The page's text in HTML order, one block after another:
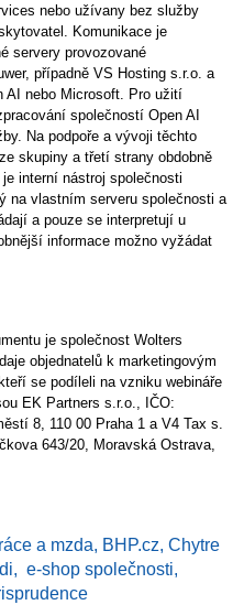
nebo užívany bez služby
Komunikace je
servery provozované
případně VS Hosting s.r.o. a
AI nebo Microsoft. Pro užití
společností Open AI
Na podpoře a vývoji těchto
skupiny a třetí strany obdobně
interní nástroj společnosti
na vlastním serveru společnosti a
a pouze se interpretují u
informace možno vyžádat
je společnost Wolters
objednatelů k marketingovým
se podíleli na vzniku webináře
EK Partners s.r.o., IČO:
8, 110 00 Praha 1 a V4 Tax s.
643/20, Moravská Ostrava,
a mzda, BHP.cz, Chytre
e-shop společnosti,